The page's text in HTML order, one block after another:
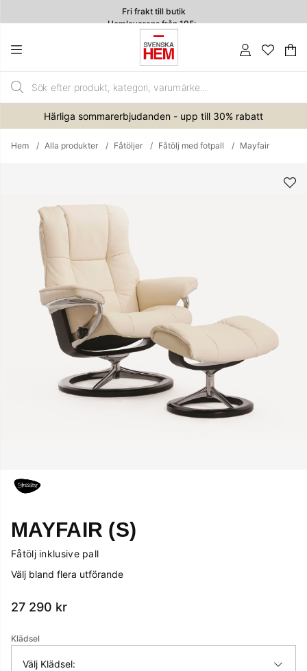
Fri frakt till butik
Hemleverans från 195:-
.
Härliga sommarerbjudanden - upp till 30% rabatt
Hem Alla produkter Fåtöljer Fåtölj med fotpall Mayfair
MAYFAIR (S)
Fåtölj inklusive pall
Välj bland flera utförande
27 290 kr
Klädsel
Välj Klädsel: